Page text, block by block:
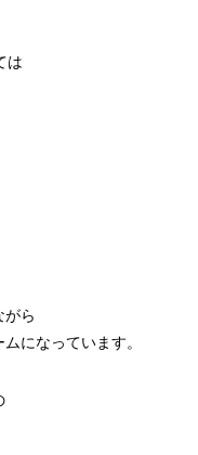
は
がら
になっています。